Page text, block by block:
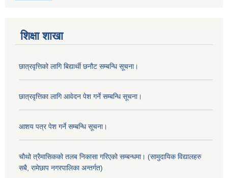
शिक्षा शाखा
छात्रवृत्तिको लागि बिद्यार्थी छनौट सम्बन्धि सूचना।
छात्रवृत्तिका लागि आवेदन पेश गर्ने सम्बन्धि सूचना।
आशय पत्र पेश गर्ने सम्बन्धि सूचना।
चौथो त्रैमासिकको तलब निकासा गरिएको सम्बन्धमा। (सामुदायिक विद्यालहरु
सबै, रामेछाप नगरपालिका अन्तर्गत)